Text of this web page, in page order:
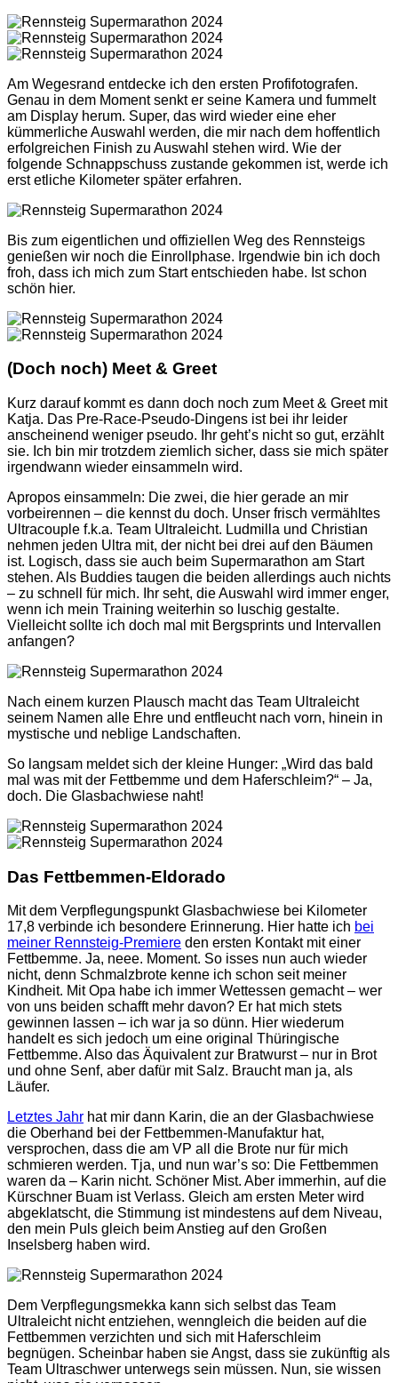
Am Wegesrand entdecke ich den ersten Profifotografen.
Genau in dem Moment senkt er seine Kamera und fummelt
am Display herum. Super, das wird wieder eine eher
kümmerliche Auswahl werden, die mir nach dem hoffentlich
erfolgreichen Finish zu Auswahl stehen wird. Wie der
folgende Schnappschuss zustande gekommen ist, werde ich
erst etliche Kilometer später erfahren.
Bis zum eigentlichen und offiziellen Weg des Rennsteigs
genießen wir noch die Einrollphase. Irgendwie bin ich doch
froh, dass ich mich zum Start entschieden habe. Ist schon
schön hier.
(Doch noch) Meet & Greet
Kurz darauf kommt es dann doch noch zum Meet & Greet mit
Katja. Das Pre-Race-Pseudo-Dingens ist bei ihr leider
anscheinend weniger pseudo. Ihr geht’s nicht so gut, erzählt
sie. Ich bin mir trotzdem ziemlich sicher, dass sie mich später
irgendwann wieder einsammeln wird.
Apropos einsammeln: Die zwei, die hier gerade an mir
vorbeirennen – die kennst du doch. Unser frisch vermähltes
Ultracouple f.k.a. Team Ultraleicht. Ludmilla und Christian
nehmen jeden Ultra mit, der nicht bei drei auf den Bäumen
ist. Logisch, dass sie auch beim Supermarathon am Start
stehen. Als Buddies taugen die beiden allerdings auch nichts
– zu schnell für mich. Ihr seht, die Auswahl wird immer enger,
wenn ich mein Training weiterhin so luschig gestalte.
Vielleicht sollte ich doch mal mit Bergsprints und Intervallen
anfangen?
Nach einem kurzen Plausch macht das Team Ultraleicht
seinem Namen alle Ehre und entfleucht nach vorn, hinein in
mystische und neblige Landschaften.
So langsam meldet sich der kleine Hunger: „Wird das bald
mal was mit der Fettbemme und dem Haferschleim?“ – Ja,
doch. Die Glasbachwiese naht!
Das Fettbemmen-Eldorado
Mit dem Verpflegungspunkt Glasbachwiese bei Kilometer
17,8 verbinde ich besondere Erinnerung. Hier hatte ich bei
meiner Rennsteig-Premiere den ersten Kontakt mit einer
Fettbemme. Ja, neee. Moment. So isses nun auch wieder
nicht, denn Schmalzbrote kenne ich schon seit meiner
Kindheit. Mit Opa habe ich immer Wettessen gemacht – wer
von uns beiden schafft mehr davon? Er hat mich stets
gewinnen lassen – ich war ja so dünn. Hier wiederum
handelt es sich jedoch um eine original Thüringische
Fettbemme. Also das Äquivalent zur Bratwurst – nur in Brot
und ohne Senf, aber dafür mit Salz. Braucht man ja, als
Läufer.
Letztes Jahr hat mir dann Karin, die an der Glasbachwiese
die Oberhand bei der Fettbemmen-Manufaktur hat,
versprochen, dass die am VP all die Brote nur für mich
schmieren werden. Tja, und nun war’s so: Die Fettbemmen
waren da – Karin nicht. Schöner Mist. Aber immerhin, auf die
Kürschner Buam ist Verlass. Gleich am ersten Meter wird
abgeklatscht, die Stimmung ist mindestens auf dem Niveau,
den mein Puls gleich beim Anstieg auf den Großen
Inselsberg haben wird.
Dem Verpflegungsmekka kann sich selbst das Team
Ultraleicht nicht entziehen, wenngleich die beiden auf die
Fettbemmen verzichten und sich mit Haferschleim
begnügen. Scheinbar haben sie Angst, dass sie zukünftig als
Team Ultraschwer unterwegs sein müssen. Nun, sie wissen